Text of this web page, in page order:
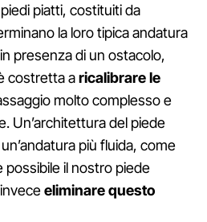
piatti, costituiti da
la loro tipica andatura
presenza di un ostacolo,
costretta aricalibrare le
molto complesso e
Un’architettura del piede
più fluida, come
il nostro piede
eliminare questo